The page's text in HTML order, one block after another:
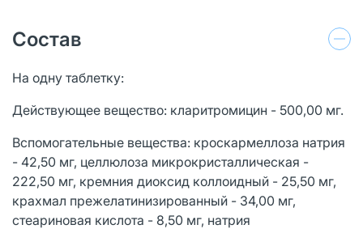
Состав
На одну таблетку:
Действующее вещество: кларитромицин - 500,00 мг.
Вспомогательные вещества: кроскармеллоза натрия
- 42,50 мг, целлюлоза микрокристаллическая -
222,50 мг, кремния диоксид коллоидный - 25,50 мг,
крахмал прежелатинизированный - 34,00 мг,
стеариновая кислота - 8,50 мг, натрия